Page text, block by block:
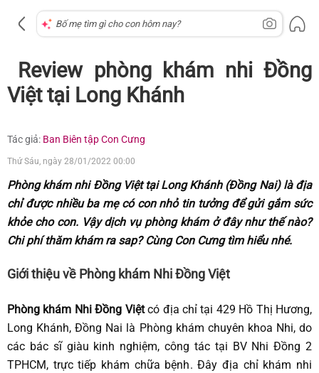
Review phòng khám nhi Đồng
Việt tại Long Khánh
Tác giả: Ban Biên tập Con Cưng
Thứ Sáu, ngày 28/01/2022 00:00
Phòng khám nhi Đồng Việt tại Long Khánh (Đồng Nai) là địa
chỉ được nhiều ba mẹ có con nhỏ tin tưởng để gửi gắm sức
khỏe cho con. Vậy dịch vụ phòng khám ở đây như thế nào?
Chi phí thăm khám ra sap? Cùng Con Cưng tìm hiểu nhé.
Giới thiệu về Phòng khám Nhi Đồng Việt
Phòng khám Nhi Đồng Việtcó địa chỉ tại 429 Hồ Thị Hương,
Long Khánh, Đồng Nai là Phòng khám chuyên khoa Nhi, do
các bác sĩ giàu kinh nghiệm, công tác tại BV Nhi Đồng 2
TPHCM, trực tiếp khám chữa bệnh. Đây địa chỉ khám nhi